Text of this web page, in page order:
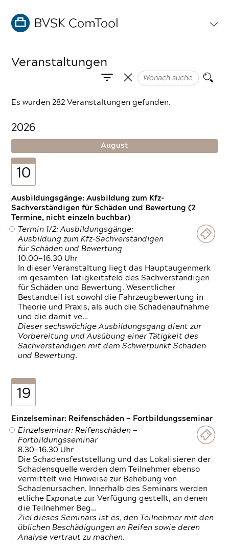
Veranstaltungen
Es wurden 282 Veranstaltungen gefunden.
2026
August
10
Ausbildungsgänge: Ausbildung zum Kfz-
Sachverständigen für Schäden und Bewertung (2
Termine, nicht einzeln buchbar)
Termin 1/2: Ausbildungsgänge:
Ausbildung zum Kfz-Sachverständigen
für Schäden und Bewertung
10.00—16.30 Uhr
In dieser Veranstaltung liegt das Hauptaugenmerk
im gesamten Tätigkeitsfeld des Sachverständigen
für Schäden und Bewertung. Wesentlicher
Bestandteil ist sowohl die Fahrzeugbewertung in
Theorie und Praxis, als auch die Schadenaufnahme
und die damit ve…
Dieser sechswöchige Ausbildungsgang dient zur
Vorbereitung und Ausübung einer Tätigkeit des
Sachverständigen mit dem Schwerpunkt Schaden
und Bewertung.
19
Einzelseminar: Reifenschäden — Fortbildungsseminar
Einzelseminar: Reifenschäden —
Fortbildungsseminar
8.30—16.30 Uhr
Die Schadensfeststellung und das Lokalisieren der
Schadensquelle werden dem Teilnehmer ebenso
vermittelt wie Hinweise zur Behebung von
Schadenursachen. Innerhalb des Seminars werden
etliche Exponate zur Verfügung gestellt, an denen
die Teilnehmer Beg…
Ziel dieses Seminars ist es, den Teilnehmer mit den
üblichen Beschädigungen an Reifen sowie deren
Analyse vertraut zu machen.